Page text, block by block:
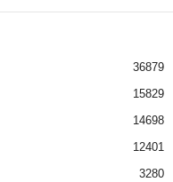
36879
15829
14698
12401
3280